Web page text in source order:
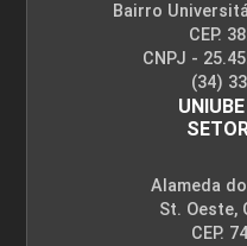
Bairro
CEP.
CNPJ -
(34)
Alameda
St. Oeste,
CEP.